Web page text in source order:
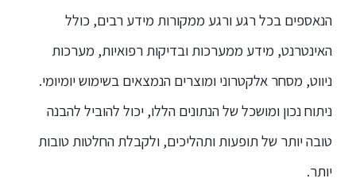
לימודי
והמשך
מתעניינים
הנאספים בכל רגע ורגע ממקורות מידע רבים, כולל
האינטרנט, מידע ממערכות ובדיקות רפואיות, מערכות
ניווט, מסחר אלקטרוני ומוצרים הנמצאים בשימוש יומיומי.
ניתוח נכון ומושכל של הנתונים הללו, יכול להוביל להבנה
טובה יותר של תופעות ותהליכים, ולקבלת החלטות טובות
יותר.